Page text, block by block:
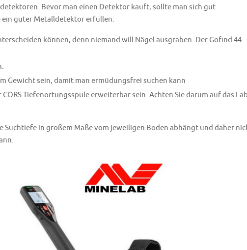
Bevor man einen Detektor kauft, sollte man sich gut
guter Metalldetektor erfüllen:
können, denn niemand will Nägel ausgraben. Der Gofind 44
Gewicht sein, damit man ermüdungsfrei suchen kann
Tiefenortungsspule erweiterbar sein. Achten Sie darum auf das
Suchtiefe in großem Maße vom jeweiligen Boden abhängt und daher